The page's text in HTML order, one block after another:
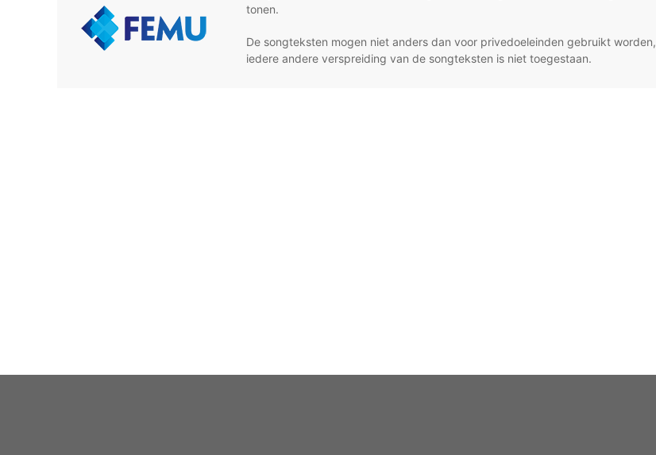
tonen.
De songteksten mogen niet anders dan voor privedoeleinden gebruikt worden,
iedere andere verspreiding van de songteksten is niet toegestaan.